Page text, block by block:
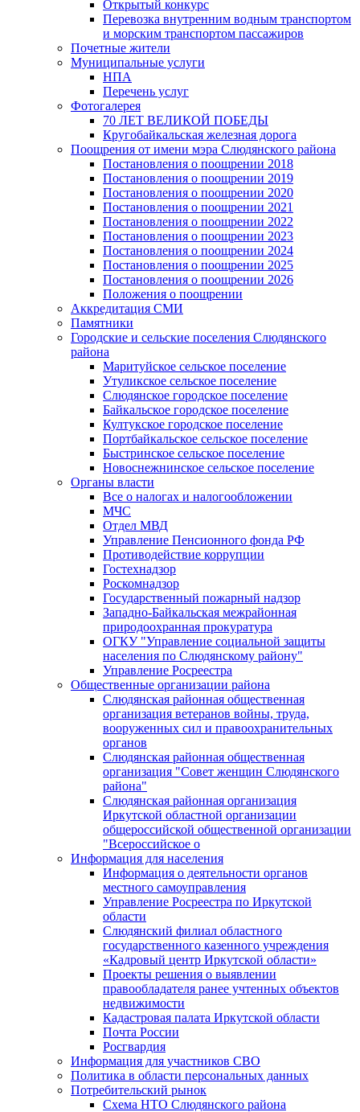
Открытый конкурс
Перевозка внутренним водным транспортом
и морским транспортом пассажиров
Почетные жители
Муниципальные услуги
НПА
Перечень услуг
Фотогалерея
70 ЛЕТ ВЕЛИКОЙ ПОБЕДЫ
Кругобайкальская железная дорога
Поощрения от имени мэра Слюдянского района
Постановления о поощрении 2018
Постановления о поощрении 2019
Постановления о поощрении 2020
Постановления о поощрении 2021
Постановления о поощрении 2022
Постановления о поощрении 2023
Постановления о поощрении 2024
Постановления о поощрении 2025
Постановления о поощрении 2026
Положения о поощрении
Аккредитация СМИ
Памятники
Городские и сельские поселения Слюдянского
района
Маритуйское сельское поселение
Утуликское сельское поселение
Слюдянское городское поселение
Байкальское городское поселение
Култукское городское поселение
Портбайкальское сельское поселение
Быстринское сельское поселение
Новоснежнинское сельское поселение
Органы власти
Все о налогах и налогообложении
МЧС
Отдел МВД
Управление Пенсионного фонда РФ
Противодействие коррупции
Гостехнадзор
Роскомнадзор
Государственный пожарный надзор
Западно-Байкальская межрайонная
природоохранная прокуратура
ОГКУ "Управление социальной защиты
населения по Слюдянскому району"
Управление Росреестра
Общественные организации района
Слюдянская районная общественная
организация ветеранов войны, труда,
вооруженных сил и правоохранительных
органов
Слюдянская районная общественная
организация "Совет женщин Слюдянского
района"
Слюдянская районная организация
Иркутской областной организации
общероссийской общественной организации
"Всероссийское о
Информация для населения
Информация о деятельности органов
местного самоуправления
Управление Росреестра по Иркутской
области
Слюдянский филиал областного
государственного казенного учреждения
«Кадровый центр Иркутской области»
Проекты решения о выявлении
правообладателя ранее учтенных объектов
недвижимости
Кадастровая палата Иркутской области
Почта России
Росгвардия
Информация для участников СВО
Политика в области персональных данных
Потребительский рынок
Схема НТО Слюдянского района